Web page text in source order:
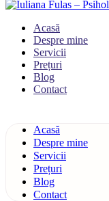
Acasă
Despre mine
Servicii
Prețuri
Blog
Contact
Acasă
Despre mine
Servicii
Prețuri
Blog
Contact